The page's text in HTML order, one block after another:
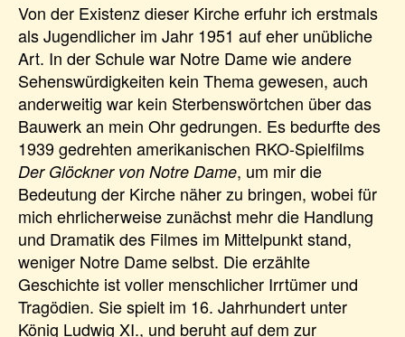
Von der Existenz dieser Kirche erfuhr ich erstmals
als Jugendlicher im Jahr 1951 auf eher unübliche
Art. In der Schule war Notre Dame wie andere
Sehenswürdigkeiten kein Thema gewesen, auch
anderweitig war kein Sterbenswörtchen über das
Bauwerk an mein Ohr gedrungen. Es bedurfte des
1939 gedrehten amerikanischen RKO-Spielfilms
Der Glöckner von Notre Dame, um mir die
Bedeutung der Kirche näher zu bringen, wobei für
mich ehrlicherweise zunächst mehr die Handlung
und Dramatik des Filmes im Mittelpunkt stand,
weniger Notre Dame selbst. Die erzählte
Geschichte ist voller menschlicher Irrtümer und
Tragödien. Sie spielt im 16. Jahrhundert unter
König Ludwig XI., und beruht auf dem zur